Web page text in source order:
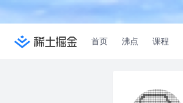
首页 沸点 课程